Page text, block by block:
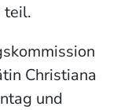
teil.
Christiana
und